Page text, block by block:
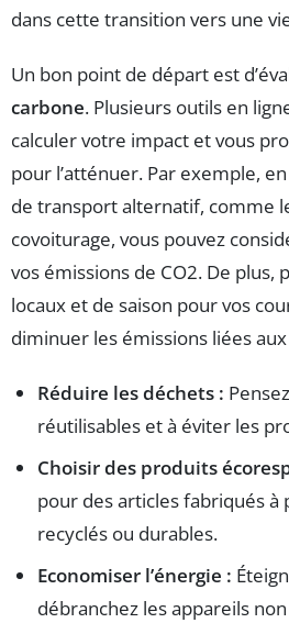
dans cette transition vers une
Un bon point de départ est
carbone. Plusieurs outils en
calculer votre impact et vous
pour l’atténuer. Par exemple,
de transport alternatif, comme
covoiturage, vous pouvez
vos émissions de CO2. De plus,
locaux et de saison pour vos
diminuer les émissions liées
Réduire les déchets :
réutilisables et à éviter les
Choisir des produits
pour des articles fabriqués
recyclés ou durables.
Economiser l’énergie :
débranchez les appareils